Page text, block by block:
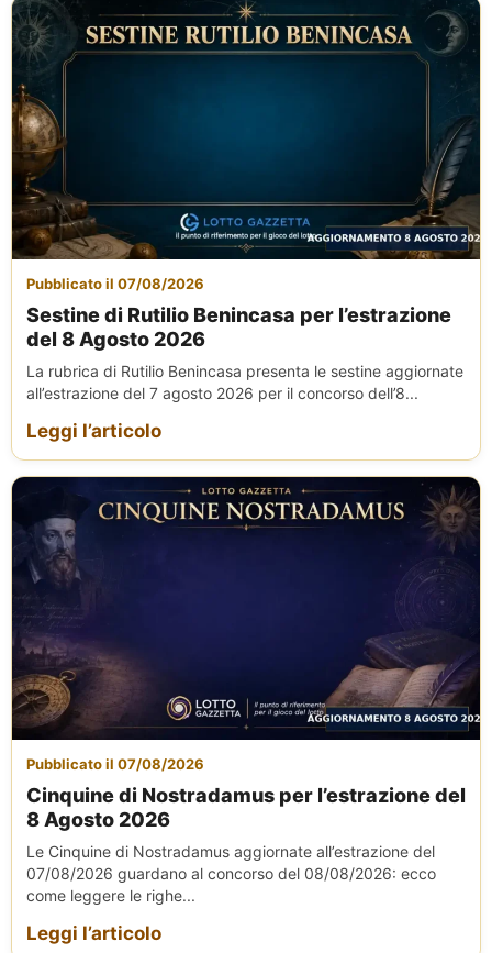
Pubblicato il 07/08/2026
Sestine di Rutilio Benincasa per l’estrazione
del 8 Agosto 2026
La rubrica di Rutilio Benincasa presenta le sestine aggiornate
all’estrazione del 7 agosto 2026 per il concorso dell’8...
Leggi l’articolo
Pubblicato il 07/08/2026
Cinquine di Nostradamus per l’estrazione del
8 Agosto 2026
Le Cinquine di Nostradamus aggiornate all’estrazione del
07/08/2026 guardano al concorso del 08/08/2026: ecco
come leggere le righe...
Leggi l’articolo